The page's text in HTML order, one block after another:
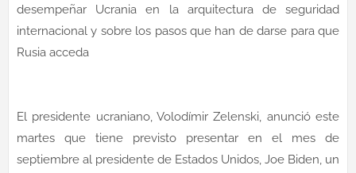
desempeñar Ucrania en la arquitectura de seguridad
internacional y sobre los pasos que han de darse para que
Rusia acceda
El presidente ucraniano, Volodímir Zelenski, anunció este
martes que tiene previsto presentar en el mes de
septiembre al presidente de Estados Unidos, Joe Biden, un